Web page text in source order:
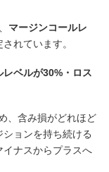
マージンコールレ
れています。
レベルが30%・ロス
、含み損がどれほど
ョンを持ち続ける
ナスからプラスへ